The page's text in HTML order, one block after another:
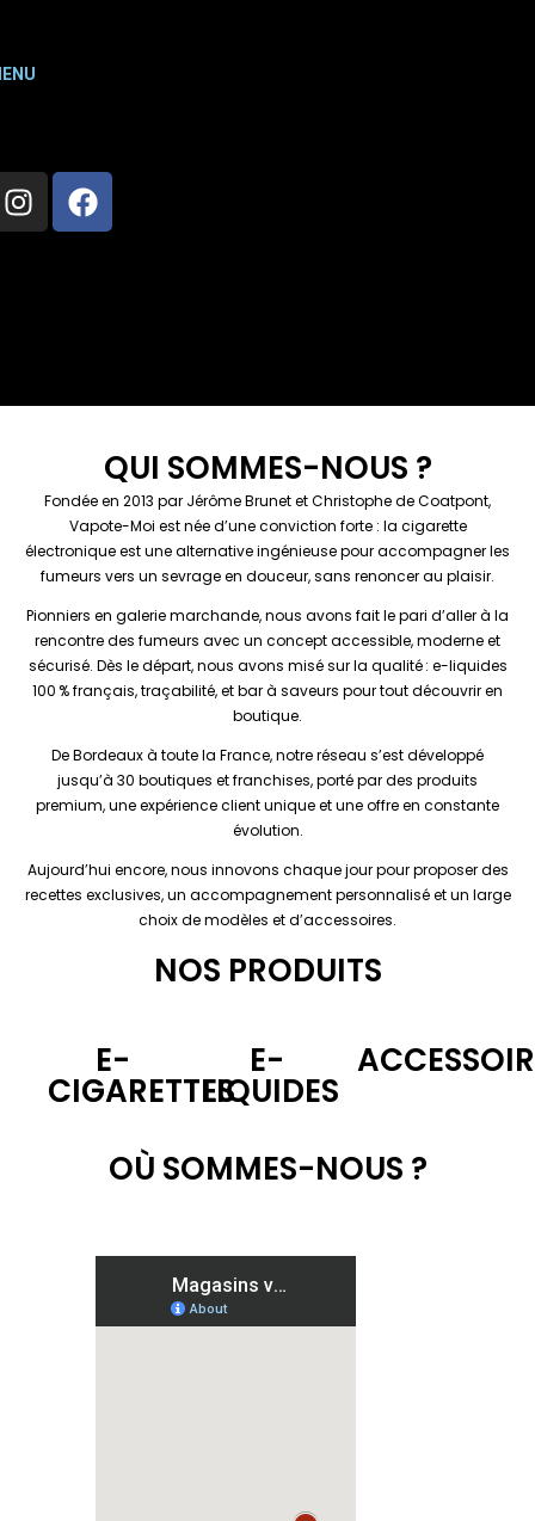
QUI SOMMES-NOUS ?
Fondée en 2013 par Jérôme Brunet et Christophe de Coatpont,
Vapote-Moi est née d’une conviction forte : la cigarette
électronique est une alternative ingénieuse pour accompagner les
fumeurs vers un sevrage en douceur, sans renoncer au plaisir.
Pionniers en galerie marchande, nous avons fait le pari d’aller à la
rencontre des fumeurs avec un concept accessible, moderne et
sécurisé. Dès le départ, nous avons misé sur la qualité : e-liquides
100 % français, traçabilité, et bar à saveurs pour tout découvrir en
boutique.
De Bordeaux à toute la France, notre réseau s’est développé
jusqu’à 30 boutiques et franchises, porté par des produits
premium, une expérience client unique et une offre en constante
évolution.
Aujourd’hui encore, nous innovons chaque jour pour proposer des
recettes exclusives, un accompagnement personnalisé et un large
choix de modèles et d’accessoires.
NOS PRODUITS
E-
CIGARETTES
E-
LIQUIDES
OÙ SOMMES-NOUS ?